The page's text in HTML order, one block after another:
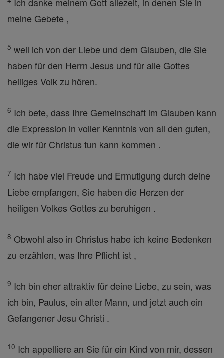
meine Gebete ,
5 weil ich von der Liebe und dem Glauben, die Sie
haben für den Herrn Jesus und für alle Gottes
heiliges Volk zu hören.
6 Ich bete, dass Ihre Gemeinschaft im Glauben kann
die Expression in voller Kenntnis von all den guten,
die wir für Christus tun kann kommen .
7 Ich habe viel Freude und Ermutigung durch deine
Liebe empfangen, Sie haben die Herzen der
heiligen Volkes Gottes zu beruhigen .
8 Obwohl also in Christus habe ich keine Bedenken
zu erzählen, was Ihre Pflicht ist ,
9 Ich bin eher attraktiv für deine Liebe, zu sein, was
ich bin, Paulus, ein alter Mann, und jetzt auch ein
Gefangener Jesu Christi .
10 Ich appelliere an Sie für ein Kind von mir, dessen